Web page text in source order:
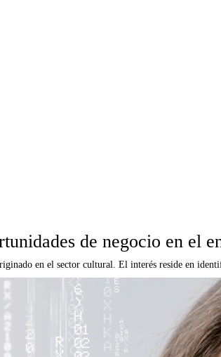
de negocio en el
en el sector cultural. El interés reside en